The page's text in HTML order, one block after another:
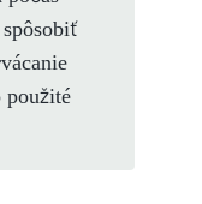
použité